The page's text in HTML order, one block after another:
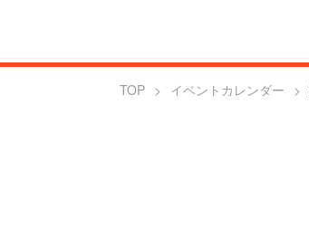
TOP イベントカレンダー